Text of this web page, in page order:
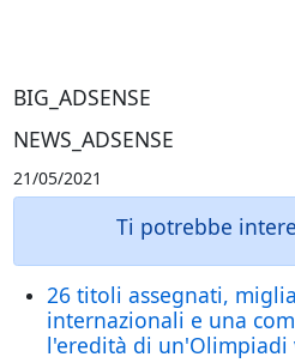
BIG_ADSENSE
NEWS_ADSENSE
21/05/2021
Ti potrebbe
26 titoli assegnati,
internazionali e una
l'eredità di un'Olimpiadi